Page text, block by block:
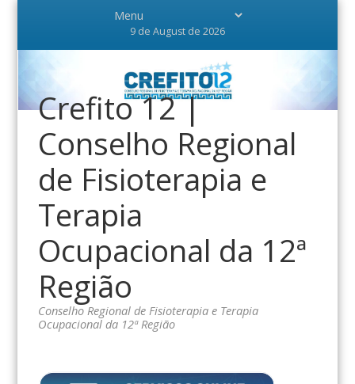
9 de August de 2026
Crefito 12 |
Conselho Regional
de Fisioterapia e
Terapia
Ocupacional da 12ª
Região
Conselho Regional de Fisioterapia e Terapia
Ocupacional da 12ª Região